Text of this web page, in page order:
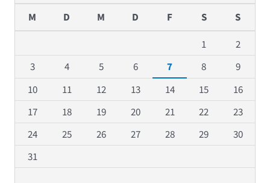
M D M D F S S
1
2
3
4 5 6 7 8
9
10
11 12 13 14 15
16
17
18 19 20 21 22
23
24
25 26 27 28 29
30
31